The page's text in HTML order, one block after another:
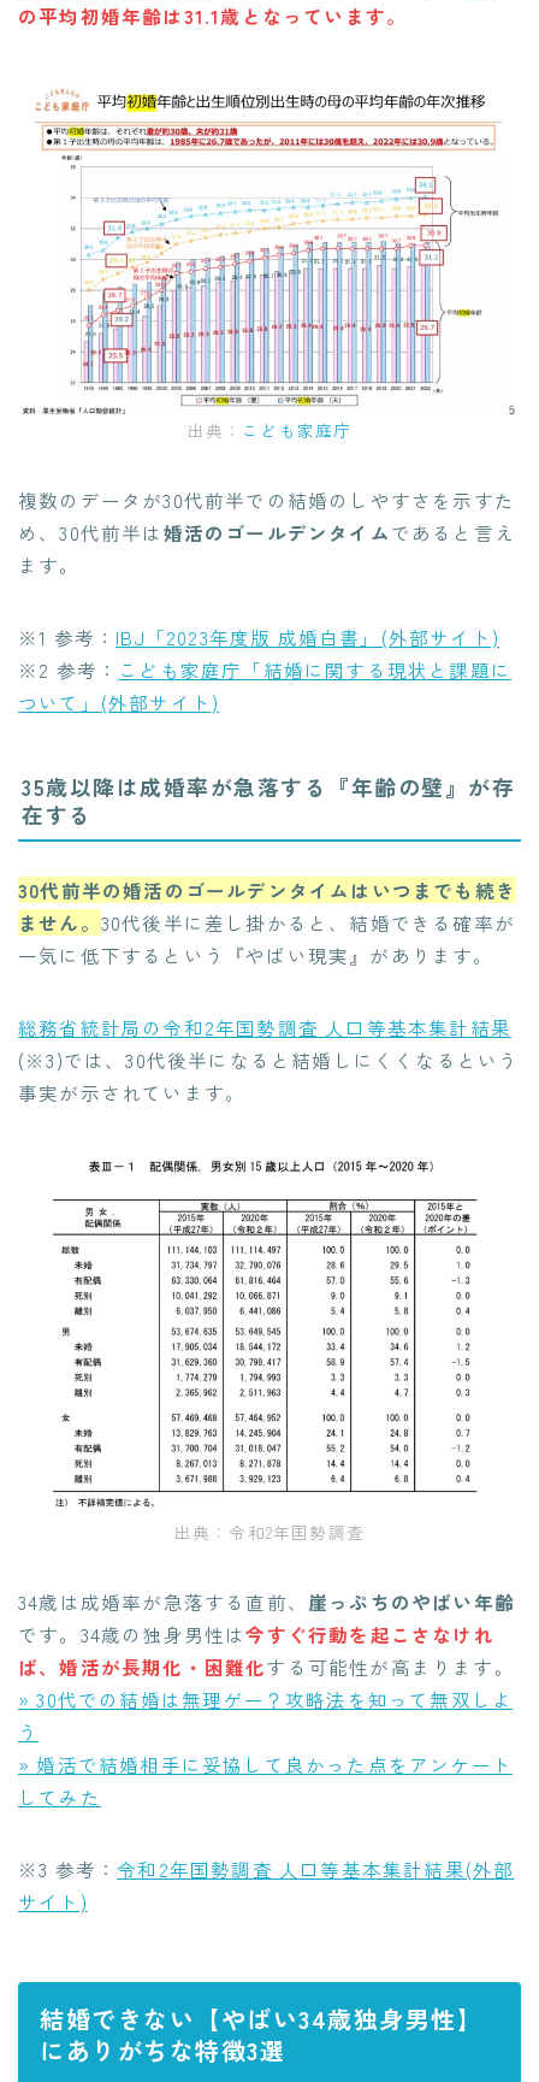
の平均初婚年齢は31.1歳となっています。
出典： こども家庭庁
複数のデータが30代前半での結婚のしやすさを示すた
め、30代前半は婚活のゴールデンタイムであると言え
ます。
※1 参考： IBJ「2023年度版 成婚白書」(外部サイト)
※2 参考： こども家庭庁「結婚に関する現状と課題に
ついて」(外部サイト)
35歳以降は成婚率が急落する『年齢の壁』が存
在する
30代前半の婚活のゴールデンタイムはいつまでも続き
ません。 30代後半に差し掛かると、結婚できる確率が
一気に低下するという『やばい現実』があります。
総務省統計局の令和2年国勢調査 人口等基本集計結果
(※3)では、30代後半になると結婚しにくくなるという
事実が示されています。
出典：令和2年国勢調査
34歳は成婚率が急落する直前、 崖っぷちのやばい年齢
です。34歳の独身男性は今すぐ行動を起こさなけれ
ば、婚活が長期化・困難化する可能性が高まります。
» 30代での結婚は無理ゲー？攻略法を知って無双しよ
う
» 婚活で結婚相手に妥協して良かった点をアンケート
してみた
※3 参考：令和2年国勢調査 人口等基本集計結果(外部
サイト)
結婚できない【やばい34歳独身男性】
にありがちな特徴3選